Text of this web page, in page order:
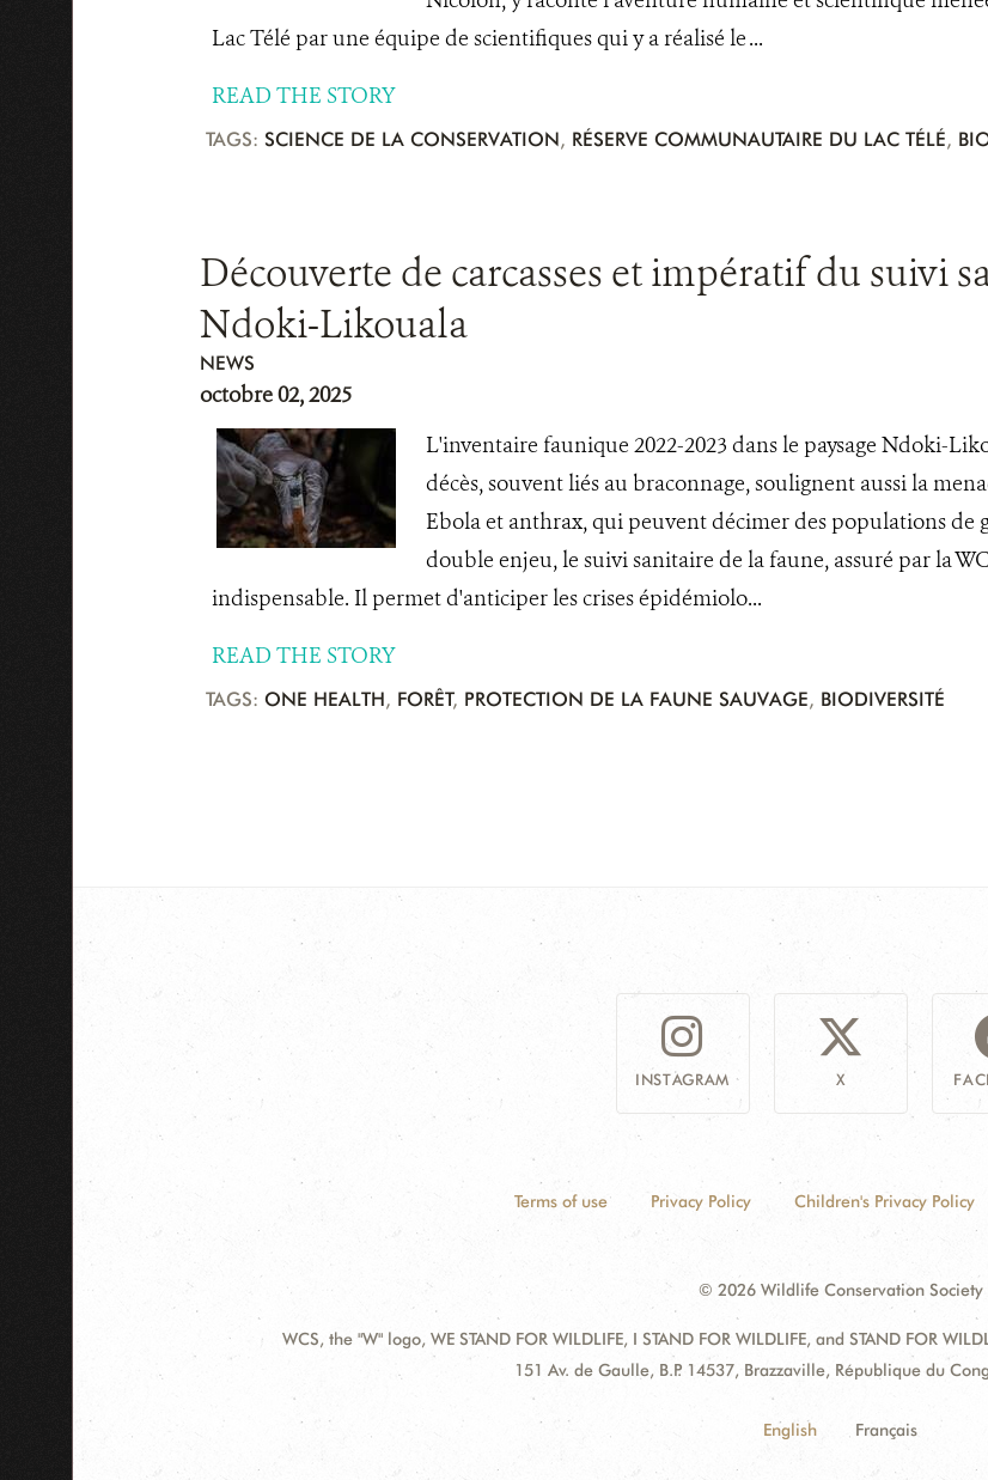
Lac Télé par une équipe de scientifiques qui y a réalisé le ...
READ THE STORY
TAGS: SCIENCE DE LA CONSERVATION, RÉSERVE COMMUNAUTAIRE DU LAC TÉLÉ,
Découverte de carcasses et impératif du suivi
Ndoki-Likouala
NEWS
octobre 02, 2025
L'inventaire faunique 2022-2023 dans le paysage Ndoki-
décès, souvent liés au braconnage, soulignent aussi la
Ebola et anthrax, qui peuvent décimer des populations de
double enjeu, le suivi sanitaire de la faune, assuré par la
indispensable. Il permet d'anticiper les crises épidémiolo...
READ THE STORY
TAGS: ONE HEALTH, FORÊT, PROTECTION DE LA FAUNE SAUVAGE, BIODIVERSITÉ
INSTAGRAM X
Terms of use Privacy Policy Children's Privacy Policy
© 2026 Wildlife Conservation Society
WCS, the "W" logo, WE STAND FOR WILDLIFE, I STAND FOR WILDLIFE, and STAND FOR
Address:
151 Av. de Gaulle, B.P. 14537, Brazzaville, République du
English Français